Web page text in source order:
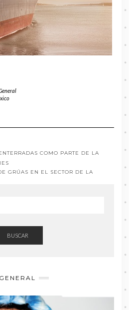
COMO PARTE DE LA
GRÚAS EN EL SECTOR DE LA
BUSCAR
GENERAL